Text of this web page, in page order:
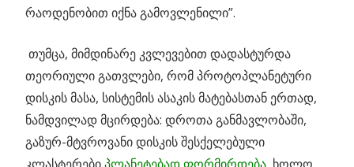
რაოდენობით იქნა გამოვლენილი”.
თუმცა, მიმდინარე კვლევებით დადასტურდა
თეორიული გათვლები, რომ პროტოპლანეტური
დისკის მასა, სისტემის ასაკის მატებასთან ერთად,
ნამდვილად მცირდება: დროთა განმავლობაში,
გაზურ-მტვროვანი დისკის შესქელებული
კლასტერებიპლანეტებად ფორმირდება, ხოლო